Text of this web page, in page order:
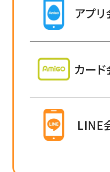
アプ
カー
LINE